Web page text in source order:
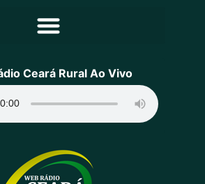
Principal
Programação
Equipe
Contato
Ceará Rural Ao Vivo